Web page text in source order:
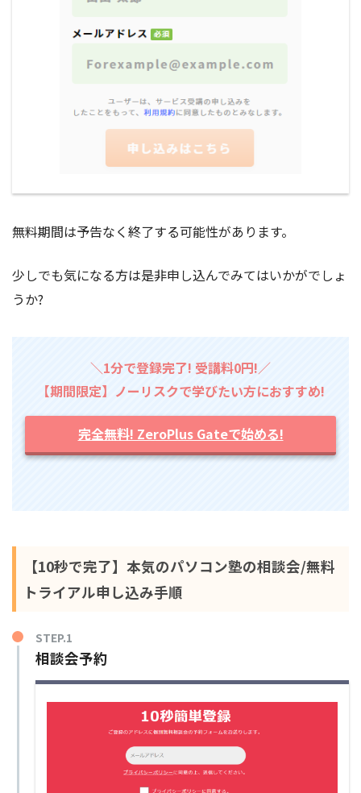
無料期間は予告なく終了する可能性があります。
少しでも気になる方は是非申し込んでみてはいかがでしょ
うか?
＼1分で登録完了! 受講料0円!／
【期間限定】ノーリスクで学びたい方におすすめ!
完全無料! ZeroPlus Gateで始める!
【10秒で完了】本気のパソコン塾の相談会/無料
トライアル申し込み手順
STEP.1
相談会予約